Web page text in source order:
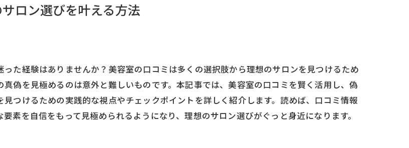
ロン選びを叶える方法
た経験はありませんか？美容室の口コミは多くの選択肢から理想のサロンを見つけるため
偽を見極めるのは意外と難しいものです。本記事では、美容室の口コミを賢く活用し、偽
つけるための実践的な視点やチェックポイントを詳しく紹介します。読めば、口コミ情報
素を自信をもって見極められるようになり、理想のサロン選びがぐっと身近になります。